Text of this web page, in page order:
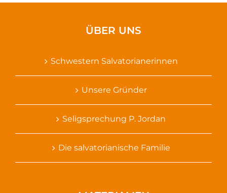
ÜBER UNS
Schwestern Salvatorianerinnen
Unsere Gründer
Seligsprechung P. Jordan
Die salvatorianische Familie